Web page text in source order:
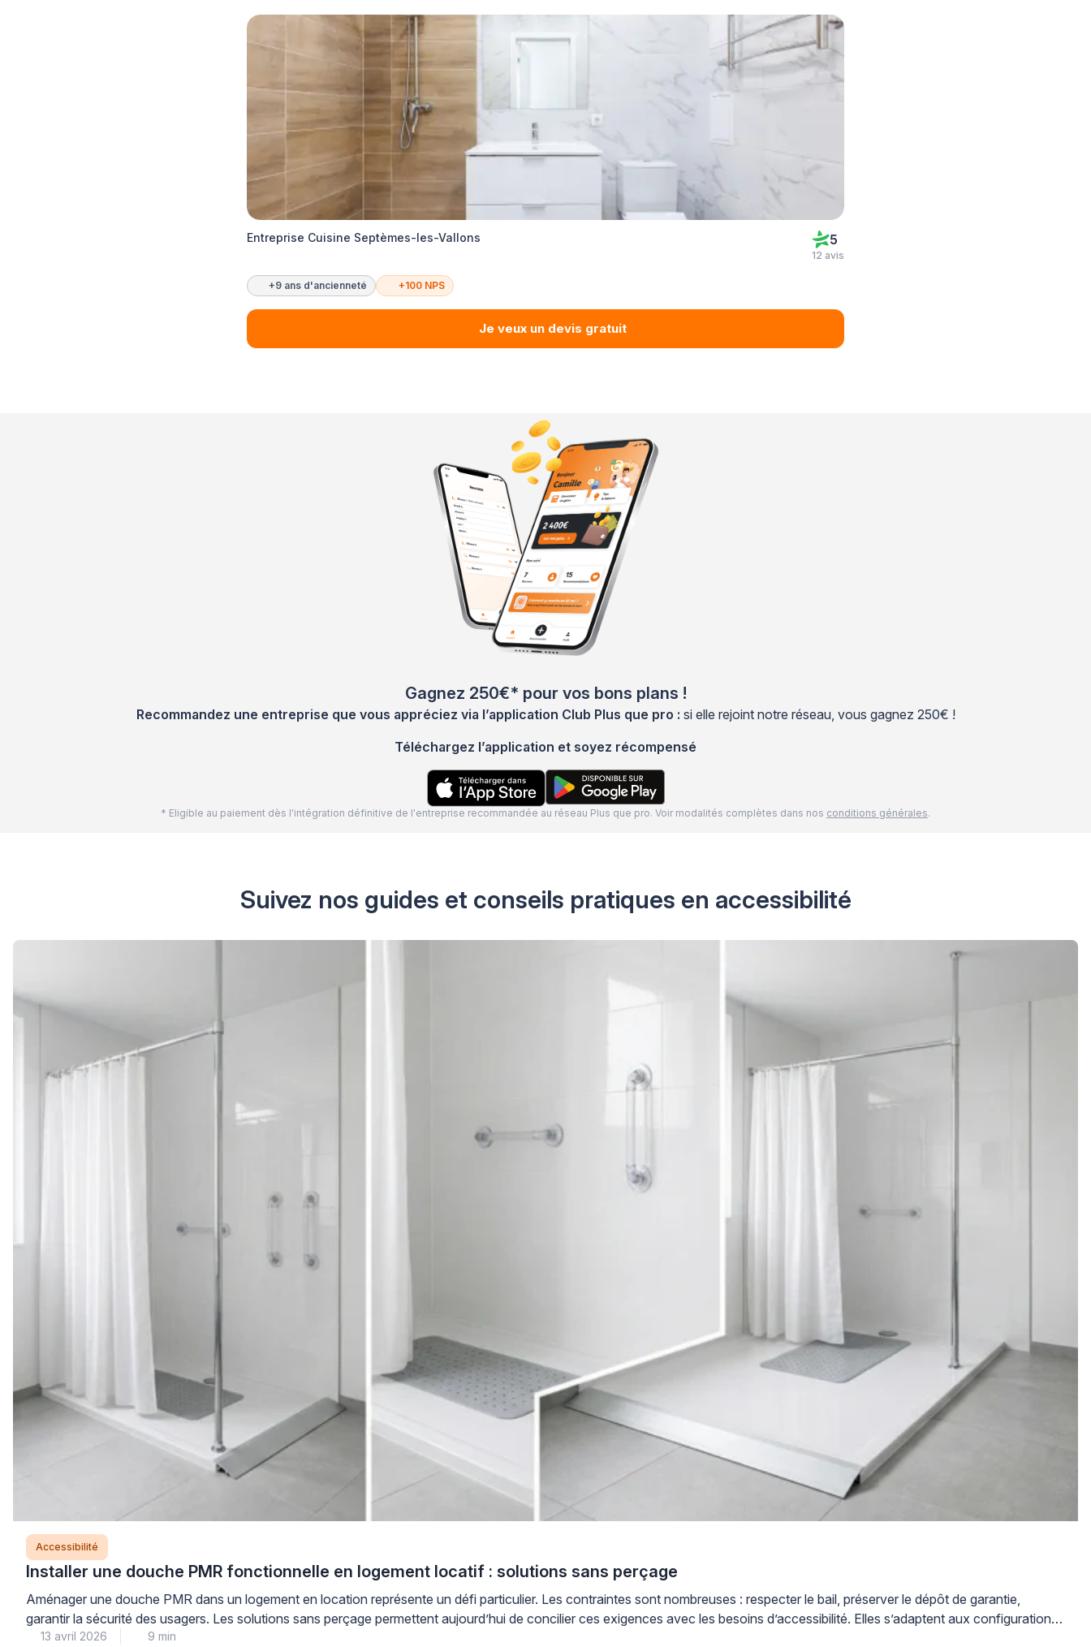
Entreprise Cuisine Septèmes-les-Vallons 5
12 avis
+9 ans d'ancienneté +100 NPS
Je veux un devis gratuit
Gagnez 250€* pour vos bons plans !
Recommandez une entreprise que vous appréciez via l’application Club Plus que pro : si elle rejoint notre réseau, vous gagnez 250€ !
Téléchargez l’application et soyez récompensé
* Eligible au paiement dès l'intégration définitive de l'entreprise recommandée au réseau Plus que pro. Voir modalités complètes dans nos conditions générales.
Suivez nos guides et conseils pratiques en accessibilité
Accessibilité
Installer une douche PMR fonctionnelle en logement locatif : solutions sans perçage
Aménager une douche PMR dans un logement en location représente un défi particulier. Les contraintes sont nombreuses : respecter le bail, préserver le dépôt de garantie,
garantir la sécurité des usagers. Les solutions sans perçage permettent aujourd’hui de concilier ces exigences avec les besoins d’accessibilité. Elles s’adaptent aux configurations
existantes sans modification irréversible des supports. […]
13 avril 2026 9 min